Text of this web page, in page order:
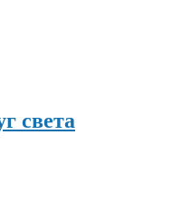
света